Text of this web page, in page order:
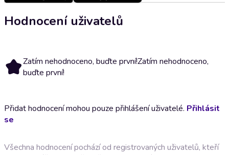
Hodnocení uživatelů
Zatím nehodnoceno, buďte první!Zatím nehodnoceno,
buďte první!
Přidat hodnocení mohou pouze přihlášení uživatelé. Přihlásit
se
Všechna hodnocení pochází od registrovaných uživatelů, kteří